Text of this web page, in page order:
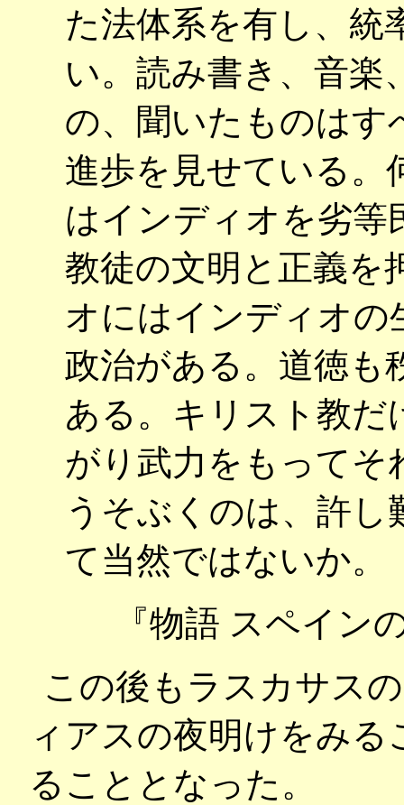
た法体系を有し、統
い。読み書き、音楽
の、聞いたものは
進歩を見せている。
はインディオを劣等
教徒の文明と正義を
オにはインディオの
政治がある。道徳も
ある。キリスト教だ
がり武力をもってそ
うそぶくのは、許
て当然ではないか。
『物語 スペイン
この後もラスカサス
ィアスの夜明けをみ
ることとなった。